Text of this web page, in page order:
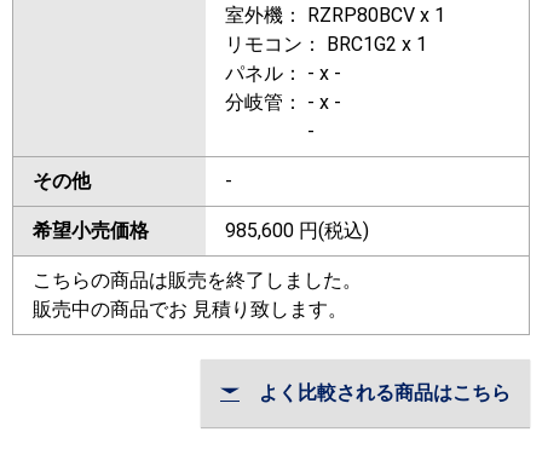
室外機： RZRP80BCV x 1
リモコン： BRC1G2 x 1
パネル： - x -
分岐管： - x -
-
その他 -
希望小売価格 985,600 円(税込)
こちらの商品は販売を終了しました。
販売中の商品でお 見積り致します。
よく比較される商品はこちら